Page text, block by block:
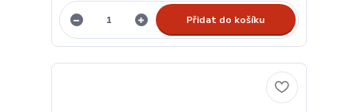
Přidat do košíku